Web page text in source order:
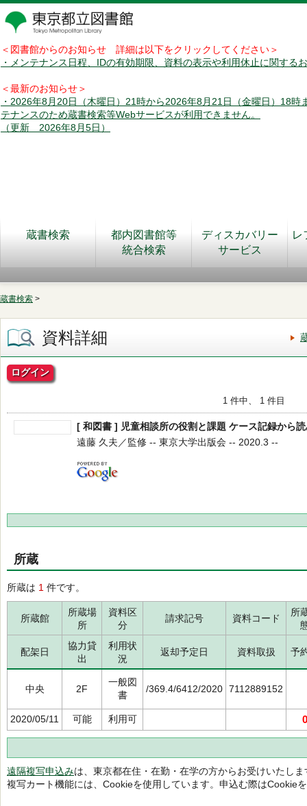
＜図書館からのお知らせ 詳細は以下をクリックしてください＞
・メンテナンス日程、IDの有効期限、資料の表示や利用休止に関する
＜最新のお知らせ＞
・2026年8月20日（木曜日）21時から2026年8月21日（金曜日）18時
テナンスのため蔵書検索等Webサービスが利用できません。
（更新 2026年8月5日）
蔵書検索
都内図書館等
統合検索
ディスカバリー
サービス
レ
蔵書検索 >
資料詳細
ログイン
1 件中、 1 件目
[ 和図書 ] 児童相談所の役割と課題 ケース記録から
遠藤 久夫／監修 -- 東京大学出版会 -- 2020.3 --
所蔵
所蔵は 1 件です。
所蔵館
所蔵場
所
資料区
分
請求記号 資料コード
所
配架日
協力貸
出
利用状
況
返却予定日 資料取扱 予
中央 2F
一般図
書
/369.4/6412/2020 7112889152
2020/05/11 可能 利用可 0
遠隔複写申込みは、東京都在住・在勤・在学の方からお受けいたしま
複写カート機能には、Cookieを使用しています。申込む際はCookie